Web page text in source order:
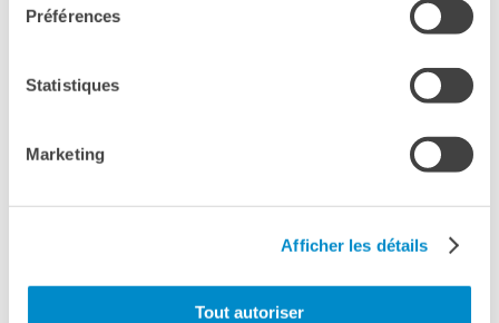
Préférences
Statistiques
Marketing
Afficher les détails
Tout autoriser
ÉCOLE & FORMATION
FORMATIONS, PROJETS, CONCOURS, ÉVÉNEMENTS